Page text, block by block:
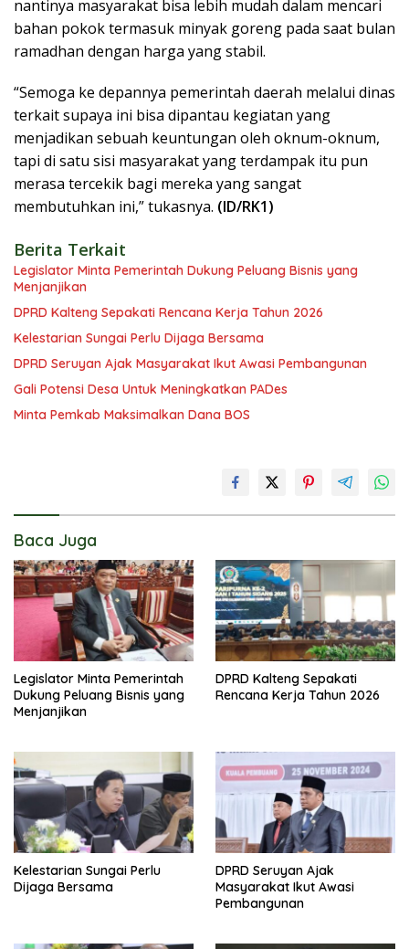
nantinya masyarakat bisa lebih mudah dalam mencari
bahan pokok termasuk minyak goreng pada saat bulan
ramadhan dengan harga yang stabil.
“Semoga ke depannya pemerintah daerah melalui dinas
terkait supaya ini bisa dipantau kegiatan yang
menjadikan sebuah keuntungan oleh oknum-oknum,
tapi di satu sisi masyarakat yang terdampak itu pun
merasa tercekik bagi mereka yang sangat
membutuhkan ini,” tukasnya. (ID/RK1)
Berita Terkait
Legislator Minta Pemerintah Dukung Peluang Bisnis yang
Menjanjikan
DPRD Kalteng Sepakati Rencana Kerja Tahun 2026
Kelestarian Sungai Perlu Dijaga Bersama
DPRD Seruyan Ajak Masyarakat Ikut Awasi Pembangunan
Gali Potensi Desa Untuk Meningkatkan PADes
Minta Pemkab Maksimalkan Dana BOS
Baca Juga
Legislator Minta Pemerintah
Dukung Peluang Bisnis yang
Menjanjikan
DPRD Kalteng Sepakati
Rencana Kerja Tahun 2026
Kelestarian Sungai Perlu
Dijaga Bersama
DPRD Seruyan Ajak
Masyarakat Ikut Awasi
Pembangunan